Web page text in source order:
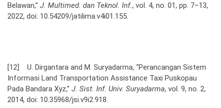
Belawan,” J. Multimed. dan Teknol. Inf., vol. 4, no. 01, pp. 7–13,
2022, doi: 10.54209/jatilima.v4i01.155.
[12] U. Dirgantara and M. Suryadarma, “Perancangan Sistem
Informasi Land Transportation Assistance Taxi Puskopau
Pada Bandara Xyz,” J. Sist. Inf. Univ. Suryadarma, vol. 9, no. 2,
2014, doi: 10.35968/jsi.v9i2.918.